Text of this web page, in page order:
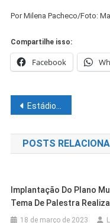
Por Milena Pacheco/Foto:
Compartilhe isso:
Facebook
Navegação
de
Post
Estádio Adauto Moraes está pronto para receber partida entre Juazeirense e Vasco
POSTS
Implantação Do Plano
Tema De Palestra
18 de março de 2023